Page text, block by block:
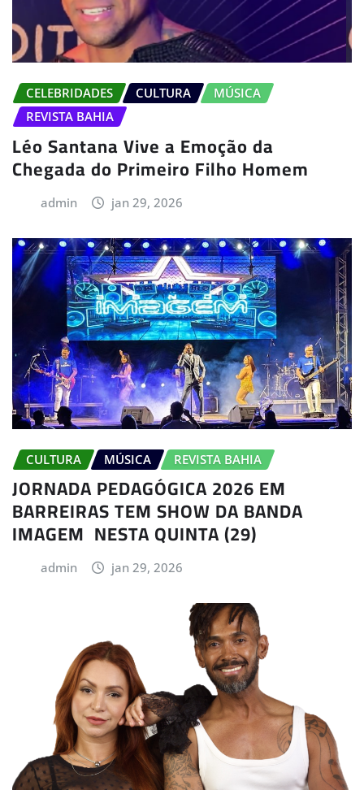
CELEBRIDADES CULTURA
MÚSICA
REVISTA BAHIA
Léo Santana Vive a Emoção da
Chegada do Primeiro Filho Homem
admin jan 29, 2026
CULTURA MÚSICA REVISTA BAHIA
JORNADA PEDAGÓGICA 2026 EM
BARREIRAS TEM SHOW DA BANDA
IMAGEM NESTA QUINTA (29)
admin jan 29, 2026